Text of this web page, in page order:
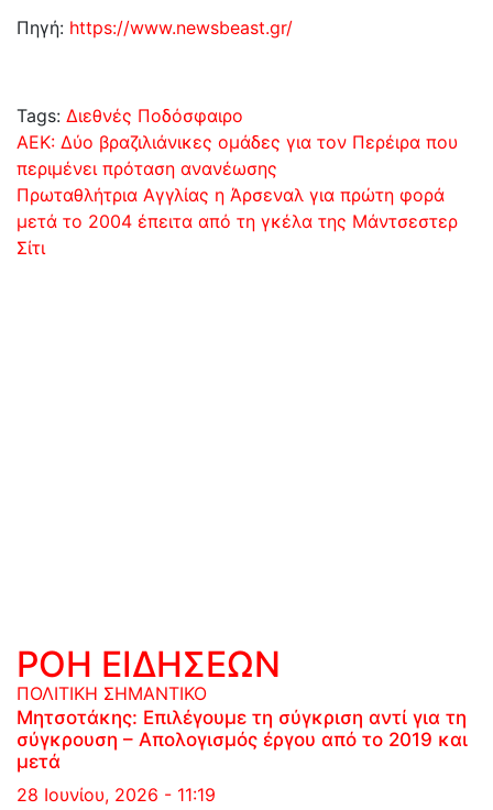
Πηγή: https://www.newsbeast.gr/
Tags: Διεθνές Ποδόσφαιρο
Πλοήγηση
άρθρων
ΑΕΚ: Δύο βραζιλιάνικες ομάδες για τον Περέιρα που
περιμένει πρόταση ανανέωσης
Πρωταθλήτρια Αγγλίας η Άρσεναλ για πρώτη φορά
μετά το 2004 έπειτα από τη γκέλα της Μάντσεστερ
Σίτι
ΡΟΗ ΕΙΔΗΣΕΩΝ
ΠΟΛΙΤΙΚΗ ΣΗΜΑΝΤΙΚΟ
Μητσοτάκης: Επιλέγουμε τη σύγκριση αντί για τη
σύγκρουση – Απολογισμός έργου από το 2019 και
μετά
28 Ιουνίου, 2026 - 11:19